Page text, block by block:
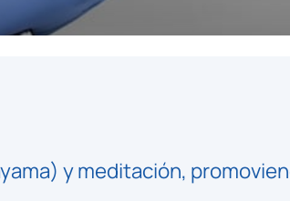
y meditación,